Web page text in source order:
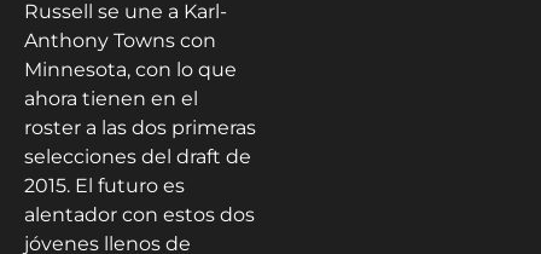
Russell se une a Karl-
Anthony Towns con
Minnesota, con lo que
ahora tienen en el
roster a las dos primeras
selecciones del draft de
2015. El futuro es
alentador con estos dos
jóvenes llenos de